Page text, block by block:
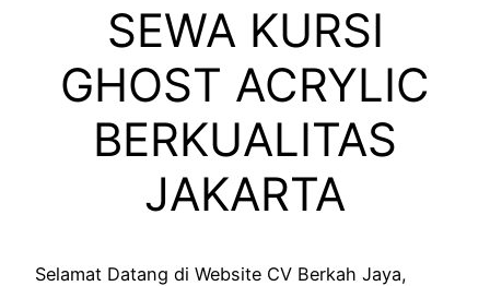
SEWA KURSI
GHOST ACRYLIC
BERKUALITAS
JAKARTA
Selamat Datang di Website CV Berkah Jaya,